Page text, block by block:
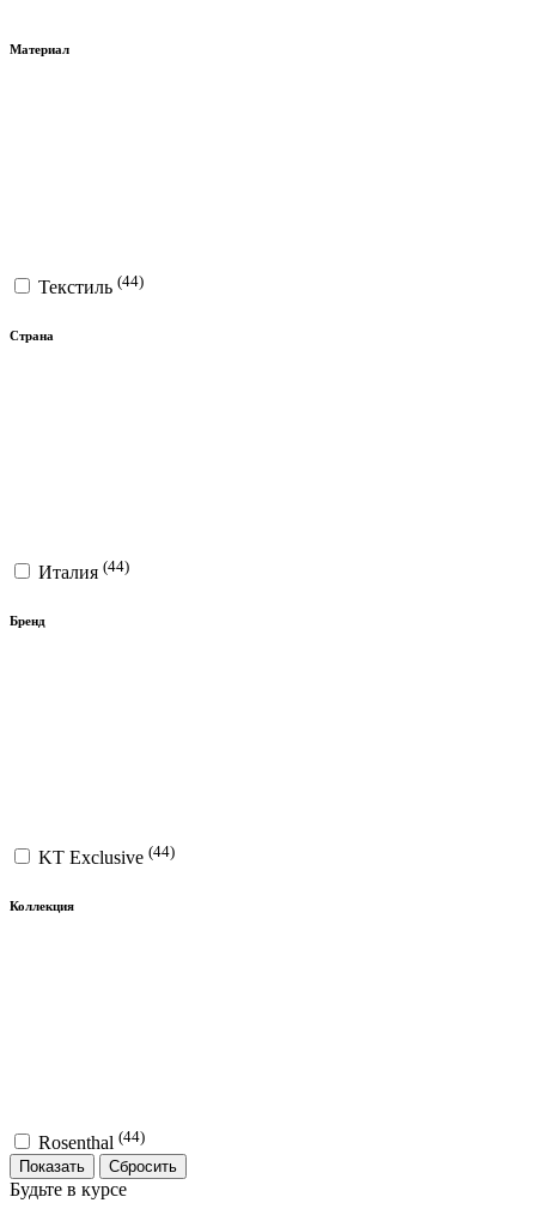
Материал
Текстиль (44)
Страна
Италия (44)
Бренд
KT Exclusive (44)
Коллекция
Rosenthal (44)
Показать
Будьте в курсе